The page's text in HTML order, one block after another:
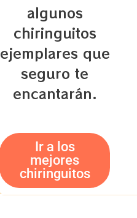
algunos
chiringuitos
ejemplares que
seguro te
encantarán.
Ir a los
mejores
chiringuitos